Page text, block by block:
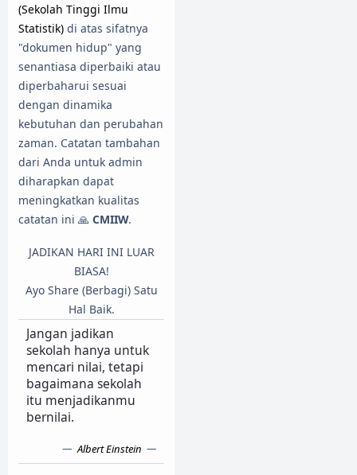
(Sekolah Tinggi Ilmu
Statistik) di atas sifatnya
"dokumen hidup" yang
senantiasa diperbaiki atau
diperbaharui sesuai
dengan dinamika
kebutuhan dan perubahan
zaman. Catatan tambahan
dari Anda untuk admin
diharapkan dapat
meningkatkan kualitas
catatan ini 🙏 CMIIW.
JADIKAN HARI INI LUAR
BIASA!
Ayo Share (Berbagi) Satu
Hal Baik.
Jangan jadikan
sekolah hanya untuk
mencari nilai, tetapi
bagaimana sekolah
itu menjadikanmu
bernilai.
Albert Einstein